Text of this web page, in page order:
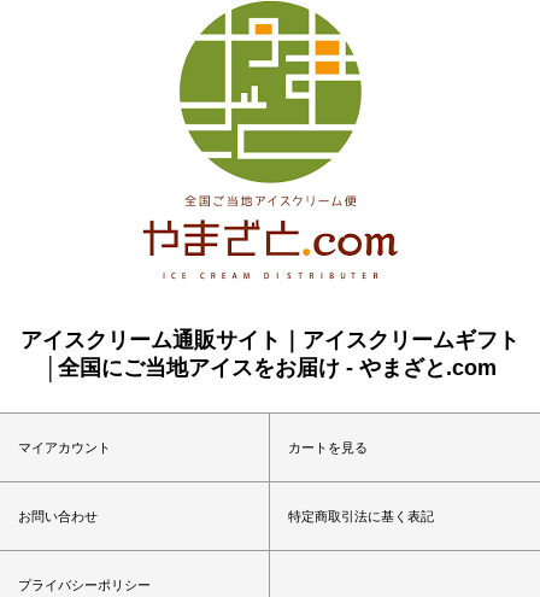
アイスクリーム通販サイト｜アイスクリームギフト
│全国にご当地アイスをお届け - やまざと.com
マイアカウント カートを見る
お問い合わせ 特定商取引法に基く表記
プライバシーポリシー